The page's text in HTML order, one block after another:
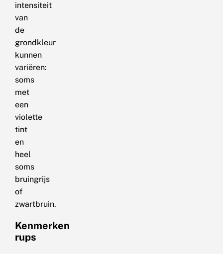
intensiteit
van
de
grondkleur
kunnen
variëren:
soms
met
een
violette
tint
en
heel
soms
bruingrijs
of
zwartbruin.
Kenmerken
rups